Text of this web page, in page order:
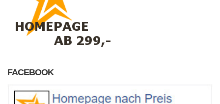
FACEBOOK